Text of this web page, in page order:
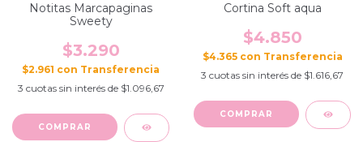
Notitas Marcapaginas
Sweety
$3.290
$2.961 con
3 cuotas sin interés de $1.096,67
Cortina Soft aqua
$4.850
$4.365 con
3 cuotas sin interés de $1.616,67